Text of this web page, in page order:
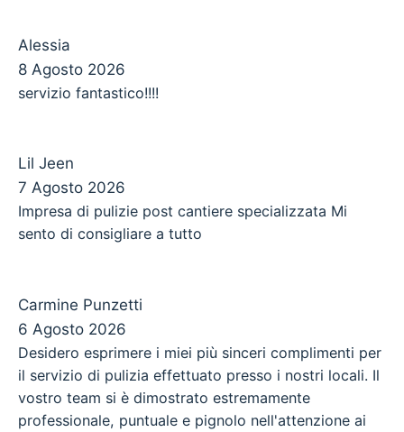
Alessia
8 Agosto 2026
servizio fantastico!!!!
Lil Jeen
7 Agosto 2026
Impresa di pulizie post cantiere specializzata Mi
sento di consigliare a tutto
Carmine Punzetti
6 Agosto 2026
Desidero esprimere i miei più sinceri complimenti per
il servizio di pulizia effettuato presso i nostri locali. Il
vostro team si è dimostrato estremamente
professionale, puntuale e pignolo nell'attenzione ai